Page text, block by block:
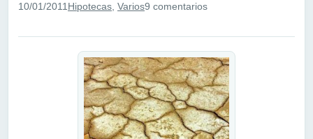
10/01/2011 Hipotecas Varios9 comentarios